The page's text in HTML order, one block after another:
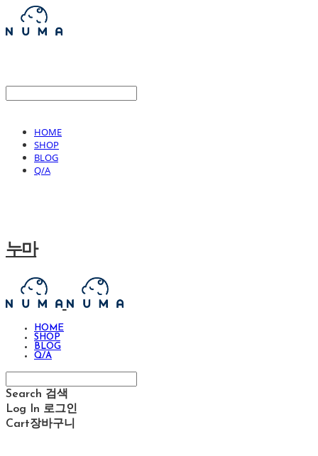
HOME
SHOP
BLOG
Q/A
누마
HOME
SHOP
BLOG
Q/A
Search 검색
Log In 로그인
Cart장바구니